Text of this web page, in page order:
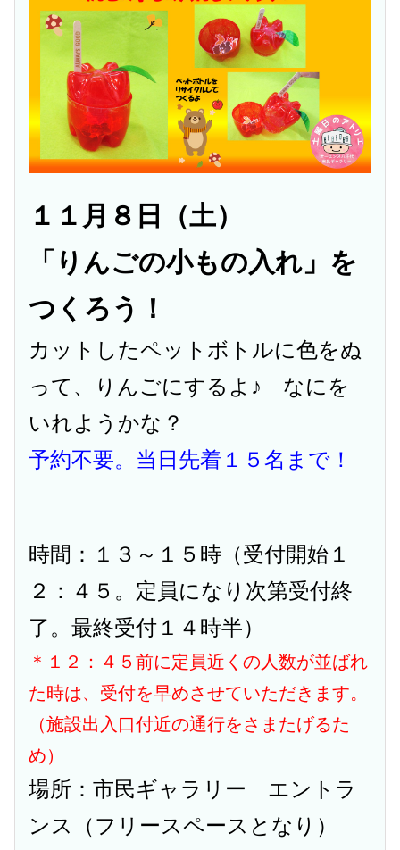
１１月８日（土）
「りんごの小もの入れ」を
つくろう！
カットしたペットボトルに色をぬ
って、りんごにするよ♪ なにを
いれようかな？
予約不要。当日先着１５名まで！
時間：１３～１５時（受付開始１
２：４５。定員になり次第受付終
了。最終受付１４時半）
＊１２：４５前に定員近くの人数が並ばれ
た時は、受付を早めさせていただきます。
（施設出入口付近の通行をさまたげるた
め）
場所：市民ギャラリー エントラ
ンス（フリースペースとなり）